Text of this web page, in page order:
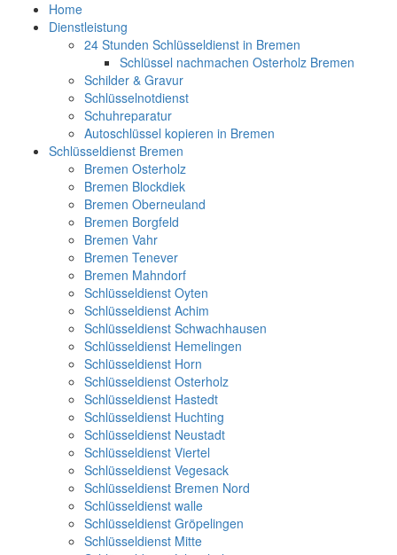
Home
Dienstleistung
24 Stunden Schlüsseldienst in Bremen
Schlüssel nachmachen Osterholz Bremen
Schilder & Gravur
Schlüsselnotdienst
Schuhreparatur
Autoschlüssel kopieren in Bremen
Schlüsseldienst Bremen
Bremen Osterholz
Bremen Blockdiek
Bremen Oberneuland
Bremen Borgfeld
Bremen Vahr
Bremen Tenever
Bremen Mahndorf
Schlüsseldienst Oyten
Schlüsseldienst Achim
Schlüsseldienst Schwachhausen
Schlüsseldienst Hemelingen
Schlüsseldienst Horn
Schlüsseldienst Osterholz
Schlüsseldienst Hastedt
Schlüsseldienst Huchting
Schlüsseldienst Neustadt
Schlüsseldienst Viertel
Schlüsseldienst Vegesack
Schlüsseldienst Bremen Nord
Schlüsseldienst walle
Schlüsseldienst Gröpelingen
Schlüsseldienst Mitte